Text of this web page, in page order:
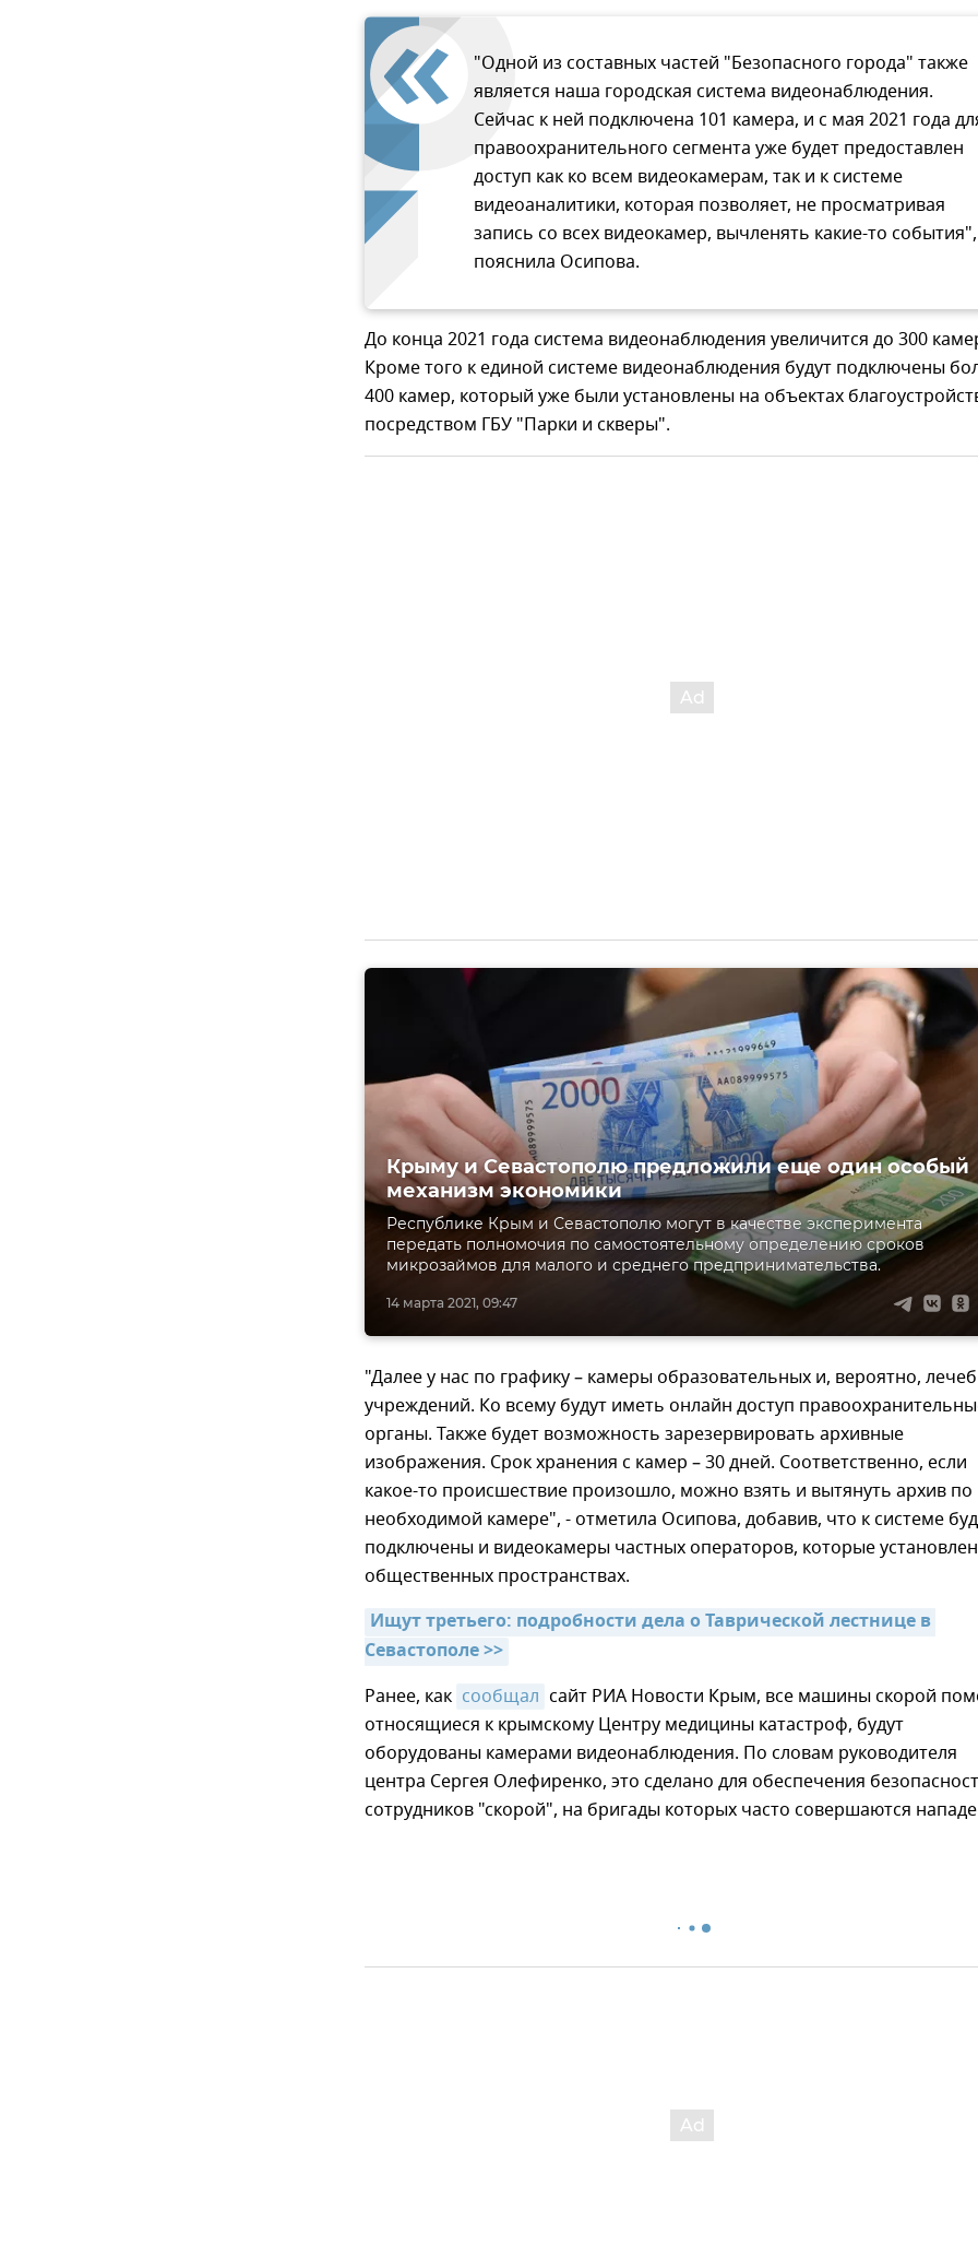
"Одной из составных частей "Безопасного города" также
является наша городская система видеонаблюдения.
Сейчас к ней подключена 101 камера, и с мая 2021 года
правоохранительного сегмента уже будет предоставлен
доступ как ко всем видеокамерам, так и к системе
видеоаналитики, которая позволяет, не просматривая
запись со всех видеокамер, вычленять какие-то
пояснила Осипова.
До конца 2021 года система видеонаблюдения увеличится до 300
Кроме того к единой системе видеонаблюдения будут подключены
400 камер, который уже были установлены на объектах
посредством ГБУ "Парки и скверы".
14 марта 2021, 09:47
Крыму и Севастополю предложили еще один особый
механизм экономики
Республике Крым и Севастополю могут в качестве эксперимента
передать полномочия по самостоятельному определению сроков
микрозаймов для малого и среднего предпринимательства.
"Далее у нас по графику – камеры образовательных и, вероятно,
учреждений. Ко всему будут иметь онлайн доступ
органы. Также будет возможность зарезервировать архивные
изображения. Срок хранения с камер – 30 дней. Соответственно, если
какое-то происшествие произошло, можно взять и вытянуть архив по
необходимой камере", - отметила Осипова, добавив, что к системе
подключены и видеокамеры частных операторов, которые
общественных пространствах.
Ищут третьего: подробности дела о Таврической лестнице в
Севастополе >>
Ранее, как сообщал сайт РИА Новости Крым, все машины скорой
относящиеся к крымскому Центру медицины катастроф, будут
оборудованы камерами видеонаблюдения. По словам руководителя
центра Сергея Олефиренко, это сделано для обеспечения
сотрудников "скорой", на бригады которых часто совершаются